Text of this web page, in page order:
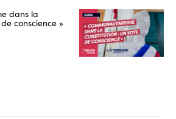
dans la
conscience »